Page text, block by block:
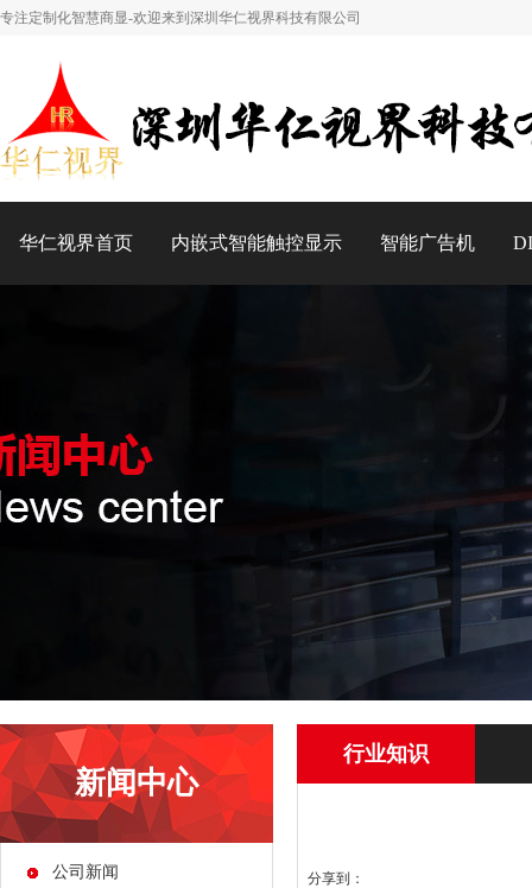
专注定制化智慧商显-欢迎来到深圳华仁视界科技有限公司
华仁视界首页 内嵌式智能触控显示 智能广告机
新闻中心
公司新闻
行业知识
分享到：